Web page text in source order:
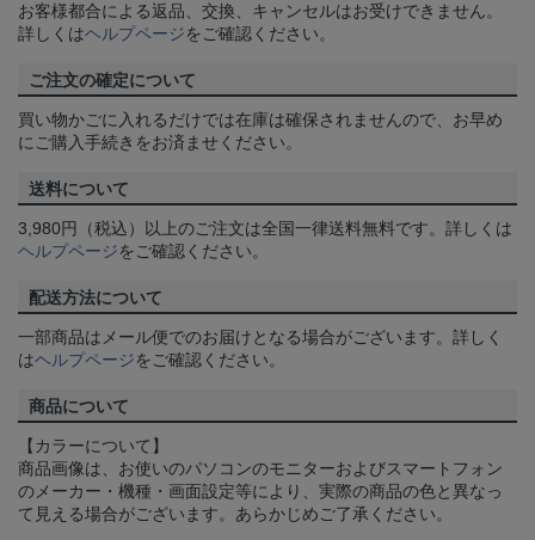
お客様都合による返品、交換、キャンセルはお受けできません。
詳しくはヘルプページをご確認ください。
ご注文の確定について
買い物かごに入れるだけでは在庫は確保されませんので、お早め
にご購入手続きをお済ませください。
送料について
3,980円（税込）以上のご注文は全国一律送料無料です。詳しくは
ヘルプページをご確認ください。
配送方法について
一部商品はメール便でのお届けとなる場合がございます。詳しく
はヘルプページをご確認ください。
商品について
【カラーについて】
商品画像は、お使いのパソコンのモニターおよびスマートフォン
のメーカー・機種・画面設定等により、実際の商品の色と異なっ
て見える場合がございます。あらかじめご了承ください。